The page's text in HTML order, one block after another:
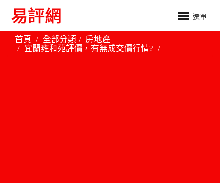
選單
首頁 全部分類
房地產
宜蘭雍和苑評價，有無成交價行情?